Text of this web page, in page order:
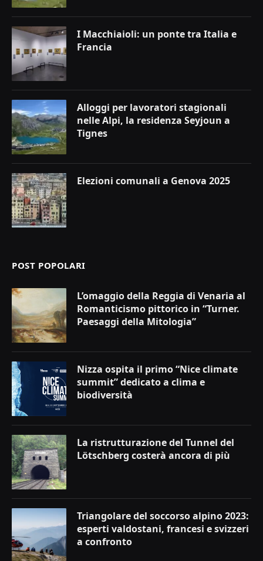
I Macchiaioli: un ponte tra Italia e
Francia
Alloggi per lavoratori stagionali
nelle Alpi, la residenza Seyjoun a
Tignes
Elezioni comunali a Genova 2025
POST POPOLARI
L’omaggio della Reggia di Venaria al
Romanticismo pittorico in “Turner.
Paesaggi della Mitologia”
Nizza ospita il primo “Nice climate
summit” dedicato a clima e
biodiversità
La ristrutturazione del Tunnel del
Lötschberg costerà ancora di più
Triangolare del soccorso alpino 2023:
esperti valdostani, francesi e svizzeri
a confronto